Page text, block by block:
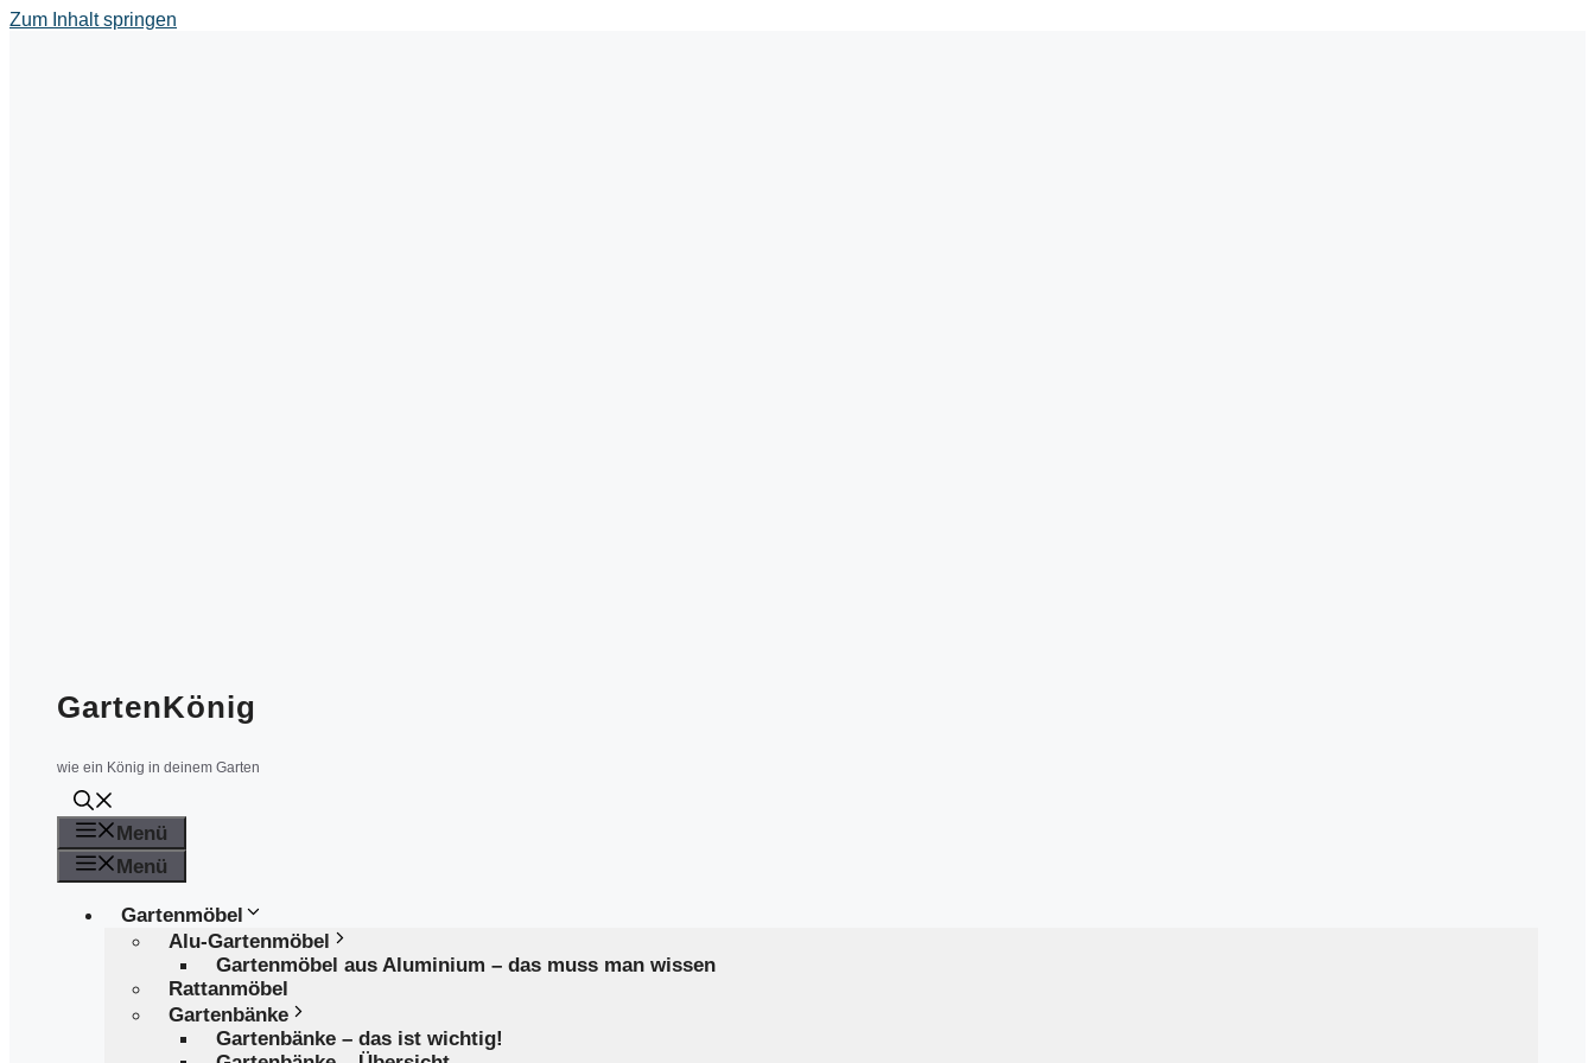
Zum Inhalt springen
GartenKönig
wie ein König in deinem Garten
Menü
Menü
Gartenmöbel
Alu-Gartenmöbel
Gartenmöbel aus Aluminium – das muss man wissen
Rattanmöbel
Gartenbänke
Gartenbänke – das ist wichtig!